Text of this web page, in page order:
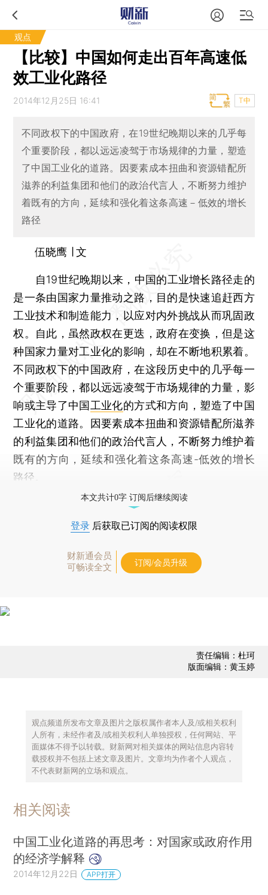
观点
【比较】中国如何走出百年高速低
效工业化路径
2014年12月25日 16:41 T中
不同政权下的中国政府，在19世纪晚期以来的几乎每
个重要阶段，都以远远凌驾于市场规律的力量，塑造
了中国工业化的道路。因要素成本扭曲和资源错配所
滋养的利益集团和他们的政治代言人，不断努力维护
着既有的方向，延续和强化着这条高速－低效的增长
路径
伍晓鹰 ∣ 文
自19世纪晚期以来，中国的工业增长路径走的
是一条由国家力量推动之路，目的是快速追赶西方
工业技术和制造能力，以应对内外挑战从而巩固政
权。自此，虽然政权在更迭，政府在变换，但是这
种国家力量对工业化的影响，却在不断地积累着。
不同政权下的中国政府，在这段历史中的几乎每一
个重要阶段，都以远远凌驾于市场规律的力量，影
响或主导了中国 工业化的方式和方向，塑造了中国
工业化的道路。因要素成本扭曲和资源错配所滋养
的利益集团和他们的政治代言人，不断努力维护着
既有的方向，延续和强化着这条高速-低效的增长
路径。
本文共计0字 订阅后继续阅读
登录 后获取已订阅的阅读权限
财新通会员
可畅读全文
订阅/会员升级
责任编辑：杜珂
版面编辑：黄玉婷
观点频道所发布文章及图片之版权属作者本人及/或相关权利
人所有，未经作者及/或相关权利人单独授权，任何网站、平
面媒体不得予以转载。财新网对相关媒体的网站信息内容转
载授权并不包括上述文章及图片。文章均为作者个人观点，
不代表财新网的立场和观点。
相关阅读
中国工业化道路的再思考：对国家或政府作用
的经济学解释
2014年12月22日 APP打开